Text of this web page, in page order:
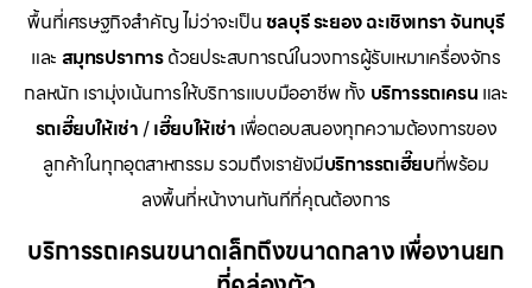
พื้นที่เศรษฐกิจสำคัญ ไม่ว่าจะเป็นชลบุรี ระยอง ฉะเชิงเทรา จันทบุรี
และ สมุทรปราการด้วยประสบการณ์ในวงการผู้รับเหมาเครื่องจักร
กลหนัก เรามุ่งเน้นการให้บริการแบบมืออาชีพ ทั้ง บริการรถเครน และ
รถเฮี๊ยบให้เช่า/เฮี๊ยบให้เช่า เพื่อตอบสนองทุกความต้องการของ
ลูกค้าในทุกอุตสาหกรรม รวมถึงเรายังมีบริการรถเฮี๊ยบที่พร้อม
ลงพื้นที่หน้างานทันทีที่คุณต้องการ
บริการรถเครนขนาดเล็กถึงขนาดกลาง เพื่องานยก